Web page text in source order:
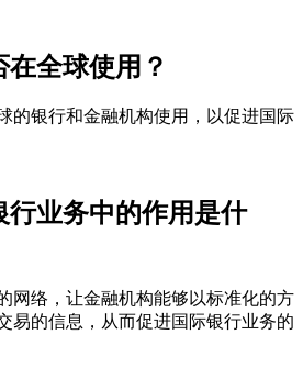
全球使用？
的银行和金融机构使用，以促进国际
业务中的作用是什
网络，让金融机构能够以标准化的方
易的信息，从而促进国际银行业务的